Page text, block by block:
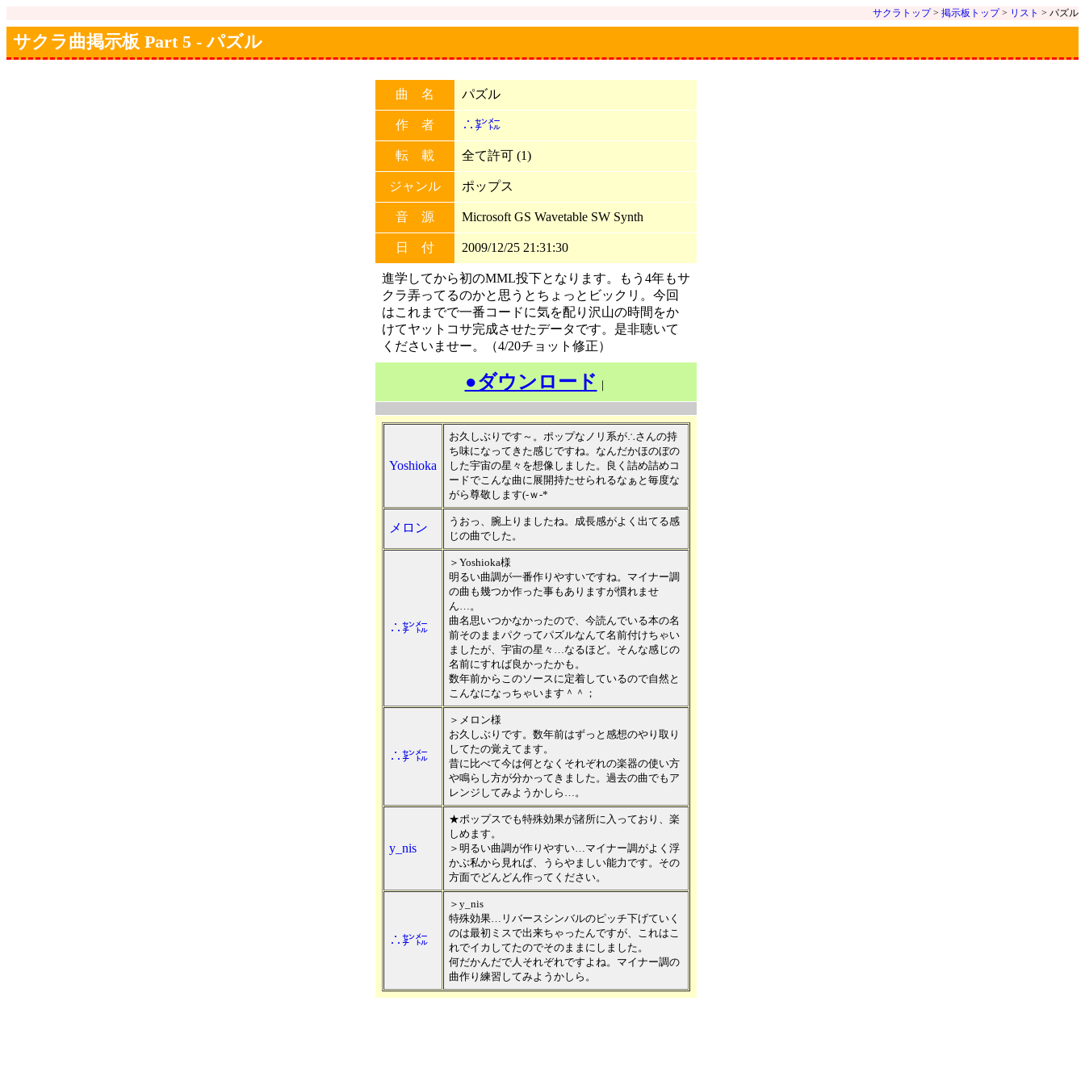
サクラトップ> 掲示板トップ> リスト > パズル
サクラ曲掲示板 Part 5 - パズル
曲 名 パズル
作 者 ∴㌢㍍
転 載 全て許可 (1)
ジャンル ポップス
音 源 Microsoft GS Wavetable SW Synth
日 付 2009/12/25 21:31:30
進学してから初のMML投下となります。もう4年もサ
クラ弄ってるのかと思うとちょっとビックリ。今回
はこれまでで一番コードに気を配り沢山の時間をか
けてヤットコサ完成させたデータです。是非聴いて
くださいませー。（4/20チョット修正）
●ダウンロード ｜
Yoshioka
お久しぶりです～。ポップなノリ系が∴さんの持
ち味になってきた感じですね。なんだかほのぼの
した宇宙の星々を想像しました。良く詰め詰めコ
ードでこんな曲に展開持たせられるなぁと毎度な
がら尊敬します(-ｗ-*
メロン
うおっ、腕上りましたね。成長感がよく出てる感
じの曲でした。
∴㌢㍍
＞Yoshioka様
明るい曲調が一番作りやすいですね。マイナー調
の曲も幾つか作った事もありますが慣れませ
ん…。
曲名思いつかなかったので、今読んでいる本の名
前そのままパクってパズルなんて名前付けちゃい
ましたが、宇宙の星々…なるほど。そんな感じの
名前にすれば良かったかも。
数年前からこのソースに定着しているので自然と
こんなになっちゃいます＾＾；
∴㌢㍍
＞メロン様
お久しぶりです。数年前はずっと感想のやり取り
してたの覚えてます。
昔に比べて今は何となくそれぞれの楽器の使い方
や鳴らし方が分かってきました。過去の曲でもア
レンジしてみようかしら…。
y_nis
★ポップスでも特殊効果が諸所に入っており、楽
しめます。
＞明るい曲調が作りやすい…マイナー調がよく浮
かぶ私から見れば、うらやましい能力です。その
方面でどんどん作ってください。
∴㌢㍍
＞y_nis
特殊効果…リバースシンバルのピッチ下げていく
のは最初ミスで出来ちゃったんですが、これはこ
れでイカしてたのでそのままにしました。
何だかんだで人それぞれですよね。マイナー調の
曲作り練習してみようかしら。